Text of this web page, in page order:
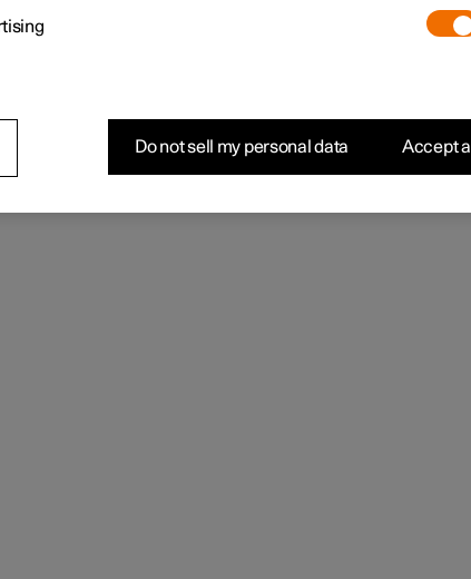
-App bietet Ihnen
die Tasten
an der Deckenkonsole
einem Unfall oder einer Panne.
Do not sell my personal data Accept all